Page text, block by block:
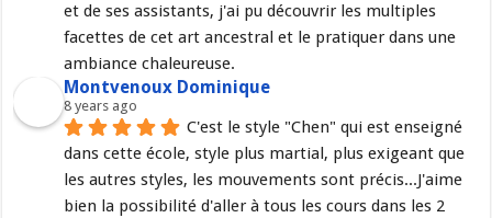
et de ses assistants, j'ai pu découvrir les multiples
facettes de cet art ancestral et le pratiquer dans une
ambiance chaleureuse.
Montvenoux Dominique
8 years ago
C'est le style "Chen" qui est enseigné
dans cette école, style plus martial, plus exigeant que
les autres styles, les mouvements sont précis...J'aime
bien la possibilité d'aller à tous les cours dans les 2